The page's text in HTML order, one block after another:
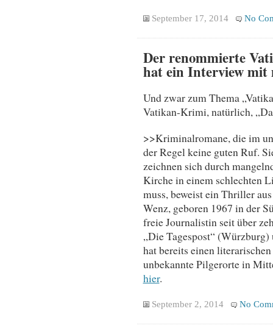
September 17, 2014 No
Der renommierte
hat ein Interview
Und zwar zum Thema
Vatikan-Krimi, natürlich,
>>Kriminalromane, die im
der Regel keine guten Ruf.
zeichnen sich durch
Kirche in einem schlechten
muss, beweist ein Thriller
Wenz, geboren 1967 in der
freie Journalistin seit über
„Die Tagespost“
hat bereits einen
unbekannte Pilgerorte in
hier.
September 2, 2014 No